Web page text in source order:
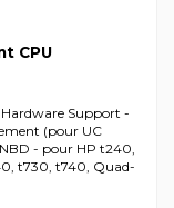
CPU
Support -
(pour UC
- pour HP t240,
t730, t740, Quad-